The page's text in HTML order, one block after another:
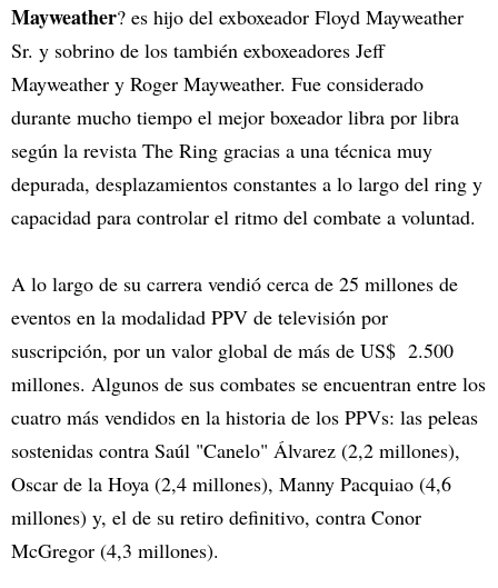
Mayweather? es hijo del exboxeador Floyd Mayweather
Sr. y sobrino de los también exboxeadores Jeff
Mayweather y Roger Mayweather. Fue considerado
durante mucho tiempo el mejor boxeador libra por libra
según la revista The Ring gracias a una técnica muy
depurada, desplazamientos constantes a lo largo del ring y
capacidad para controlar el ritmo del combate a voluntad.
A lo largo de su carrera vendió cerca de 25 millones de
eventos en la modalidad PPV de televisión por
suscripción, por un valor global de más de US$ 2.500
millones. Algunos de sus combates se encuentran entre los
cuatro más vendidos en la historia de los PPVs: las peleas
sostenidas contra Saúl "Canelo" Álvarez (2,2 millones),
Oscar de la Hoya (2,4 millones), Manny Pacquiao (4,6
millones) y, el de su retiro definitivo, contra Conor
McGregor (4,3 millones).